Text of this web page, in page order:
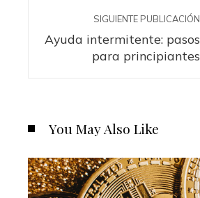
SIGUIENTE PUBLICACIÓN
Ayuda intermitente: pasos
para principiantes
You May Also Like